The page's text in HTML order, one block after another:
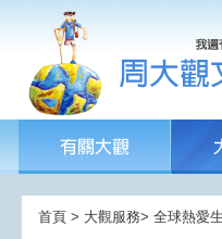
首頁 > 大觀服務> 全球熱愛